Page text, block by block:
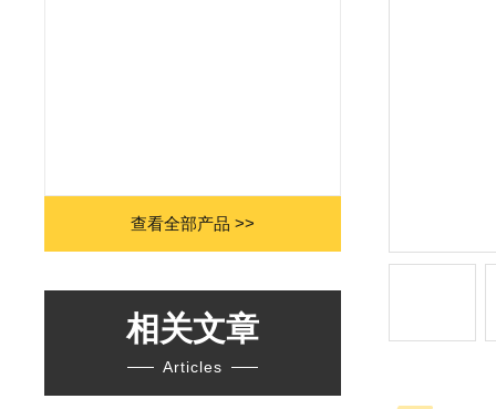
查看全部产品 >>
相关文章
Articles